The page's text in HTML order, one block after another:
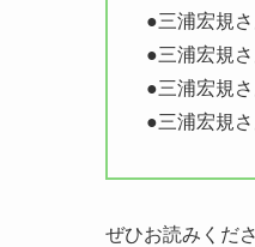
●三浦宏規
●三浦宏規
●三浦宏規
●三浦宏規
ぜひお読みくだ